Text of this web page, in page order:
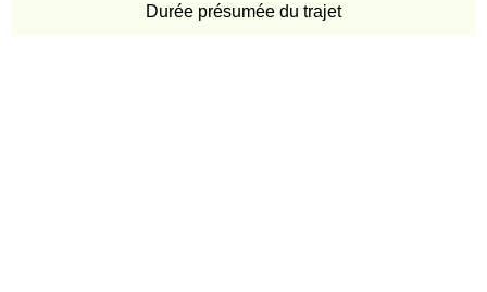
Durée présumée du trajet